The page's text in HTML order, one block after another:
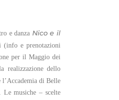
e danza Nico e il
(info e prenotazioni
per il Maggio dei
realizzazione dello
di Belle
musiche – scelte